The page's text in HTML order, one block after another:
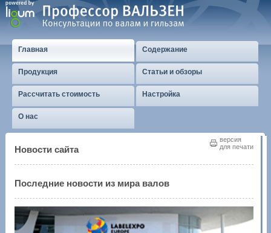
Главная Содержание
Продукция Статьи и обзоры
Рассчитать стоимость Настройка
О нас
версия
для печати
Новости сайта
Последние новости из мира валов